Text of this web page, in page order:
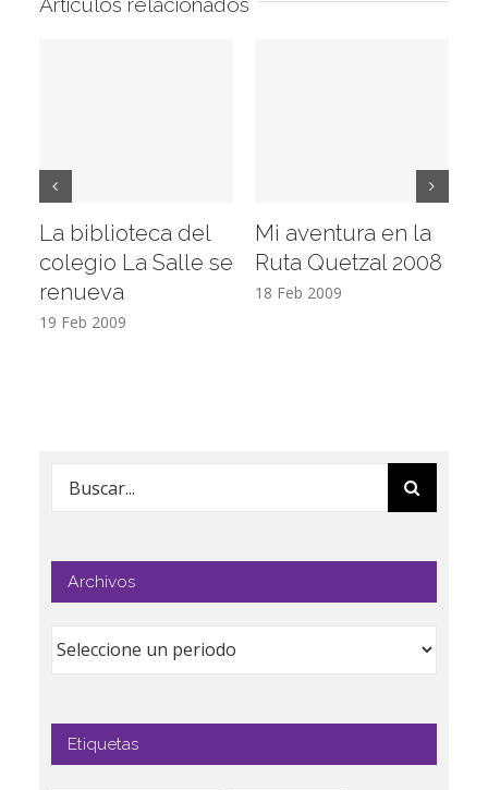
La biblioteca del
colegio La Salle se
renueva
19 Feb 2009
Mi aventura en la
Ruta Quetzal 2008
18 Feb 2009
Buscar:
Archivos
Etiquetas